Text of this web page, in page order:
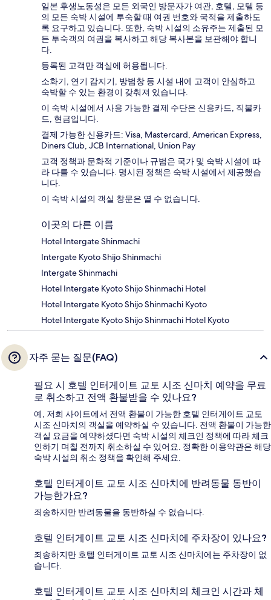
일본 후생노동성은 모든 외국인 방문자가 여관, 호텔, 모텔 등
의 모든 숙박 시설에 투숙할 때 여권 번호와 국적을 제출하도
록 요구하고 있습니다. 또한, 숙박 시설의 소유주는 제출된 모
든 투숙객의 여권을 복사하고 해당 복사본을 보관해야 합니
다.
등록된 고객만 객실에 허용됩니다.
소화기, 연기 감지기, 방범창 등 시설 내에 고객이 안심하고
숙박할 수 있는 환경이 갖춰져 있습니다.
이 숙박 시설에서 사용 가능한 결제 수단은 신용카드, 직불카
드, 현금입니다.
결제 가능한 신용카드: Visa, Mastercard, American Express,
Diners Club, JCB International, Union Pay
고객 정책과 문화적 기준이나 규범은 국가 및 숙박 시설에 따
라 다를 수 있습니다. 명시된 정책은 숙박 시설에서 제공했습
니다.
이 숙박 시설의 객실 창문은 열 수 없습니다.
이곳의 다른 이름
Hotel Intergate Shinmachi
Intergate Kyoto Shijo Shinmachi
Intergate Shinmachi
Hotel Intergate Kyoto Shijo Shinmachi Hotel
Hotel Intergate Kyoto Shijo Shinmachi Kyoto
Hotel Intergate Kyoto Shijo Shinmachi Hotel Kyoto
자주 묻는 질문(FAQ)
필요 시 호텔 인터게이트 교토 시조 신마치 예약을 무료
로 취소하고 전액 환불받을 수 있나요?
예, 저희 사이트에서 전액 환불이 가능한 호텔 인터게이트 교토
시조 신마치의 객실을 예약하실 수 있습니다. 전액 환불이 가능한
객실 요금을 예약하셨다면 숙박 시설의 체크인 정책에 따라 체크
인하기 며칠 전까지 취소하실 수 있어요. 정확한 이용약관은 해당
숙박 시설의 취소 정책을 확인해 주세요.
호텔 인터게이트 교토 시조 신마치에 반려동물 동반이
가능한가요?
죄송하지만 반려동물을 동반하실 수 없습니다.
호텔 인터게이트 교토 시조 신마치에 주차장이 있나요?
죄송하지만 호텔 인터게이트 교토 시조 신마치에는 주차장이 없
습니다.
호텔 인터게이트 교토 시조 신마치의 체크인 시간과 체